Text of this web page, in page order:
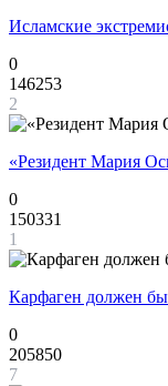
Исламские
0
146253
2
«Резидент Мария
0
150331
1
Карфаген должен
0
205850
7